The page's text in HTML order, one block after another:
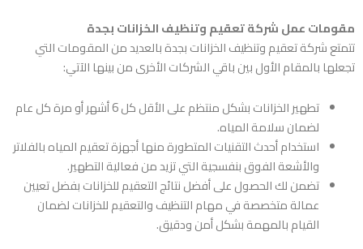
مقومات عمل شركة تعقيم وتنظيف الخزانات بجدة
تتمتعشركة تعقيم وتنظيف الخزانات بجدةبالعديد من المقومات التي
تجعلها بالمقام الأول بين باقي الشركات الأخرى من بينها الآتي:
تطهير الخزانات بشكل منتظم على الأقل كل 6 أشهر أو مرة كل عام
لضمان سلامة المياه.
استخدام أحدث التقنيات المتطورة منها أجهزة تعقيم المياه بالفلاتر
والأشعة الفوق بنفسجية التي تزيد من فعالية التطهير.
تضمن لك الحصول على أفضل نتائج التعقيم للخزانات بفضل تعيين
عمالة متخصصة في مهام التنظيف والتعقيم للخزانات لضمان
القيام بالمهمة بشكل أمن ودقيق.